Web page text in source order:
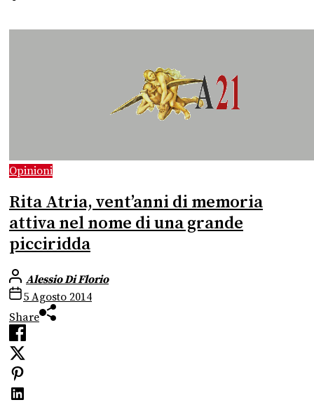
Opinioni
Rita Atria, vent’anni di memoria
attiva nel nome di una grande
picciridda
Alessio Di Florio
5 Agosto 2014
Share